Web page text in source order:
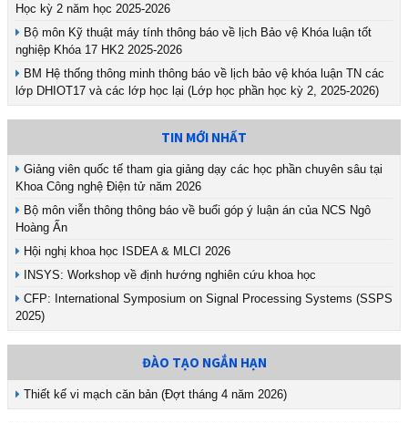
Học kỳ 2 năm học 2025-2026
Bộ môn Kỹ thuật máy tính thông báo về lịch Bảo vệ Khóa luận tốt
nghiệp Khóa 17 HK2 2025-2026
BM Hệ thống thông minh thông báo về lịch bảo vệ khóa luận TN các
lớp DHIOT17 và các lớp học lại (Lớp học phần học kỳ 2, 2025-2026)
TIN MỚI NHẤT
Giảng viên quốc tế tham gia giảng dạy các học phần chuyên sâu tại
Khoa Công nghệ Điện tử năm 2026
Bộ môn viễn thông thông báo về buổi góp ý luận án của NCS Ngô
Hoàng Ấn
Hội nghị khoa học ISDEA & MLCI 2026
INSYS: Workshop về định hướng nghiên cứu khoa học
CFP: International Symposium on Signal Processing Systems (SSPS
2025)
ĐÀO TẠO NGẮN HẠN
Thiết kế vi mạch căn bản (Đợt tháng 4 năm 2026)